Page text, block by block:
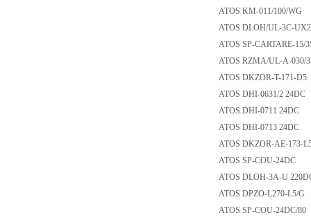
ATOS KM-011/100/
ATOS DLOH/UL-
ATOS SP-
ATOS RZMA/UL-A-
ATOS DKZOR-T-
ATOS DHI-0631/2
ATOS DHI-0711
ATOS DHI-0713
ATOS DKZOR-AE-
ATOS SP-COU-
ATOS DLOH-3A-U
ATOS DPZO-L270-
ATOS SP-COU-